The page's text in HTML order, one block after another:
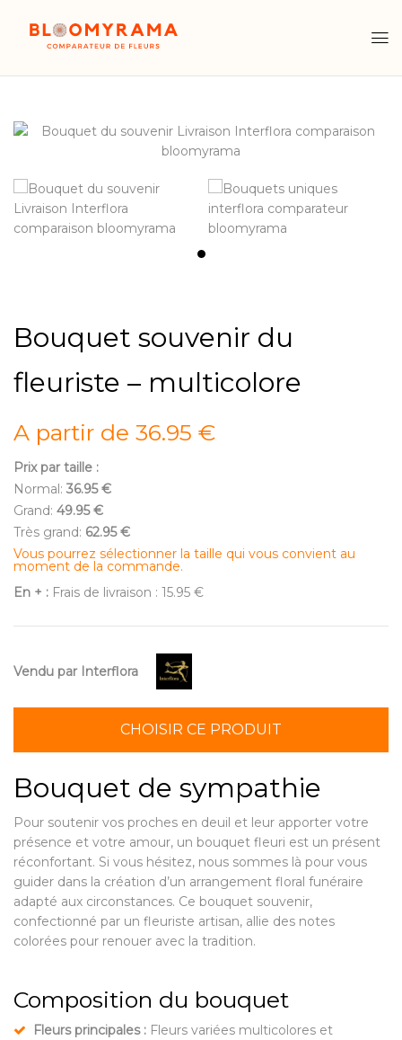
Bouquet souvenir du
fleuriste – multicolore
A partir de 36.95 €
Prix par taille :
Normal: 36.95 €
Grand: 49.95 €
Très grand: 62.95 €
Vous pourrez sélectionner la taille qui vous convient au
moment de la commande.
En + : Frais de livraison : 15.95 €
Vendu par Interflora
CHOISIR CE PRODUIT
Bouquet de sympathie
Pour soutenir vos proches en deuil et leur apporter votre
présence et votre amour, un bouquet fleuri est un présent
réconfortant. Si vous hésitez, nous sommes là pour vous
guider dans la création d’un arrangement floral funéraire
adapté aux circonstances. Ce bouquet souvenir,
confectionné par un fleuriste artisan, allie des notes
colorées pour renouer avec la tradition.
Composition du bouquet
Fleurs principales : Fleurs variées multicolores et